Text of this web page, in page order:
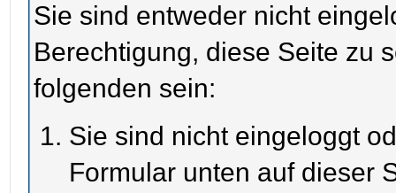
Sie sind entweder nicht
Berechtigung, diese Seite zu
folgenden sein:
Sie sind nicht eingeloggt
Formular unten auf dieser